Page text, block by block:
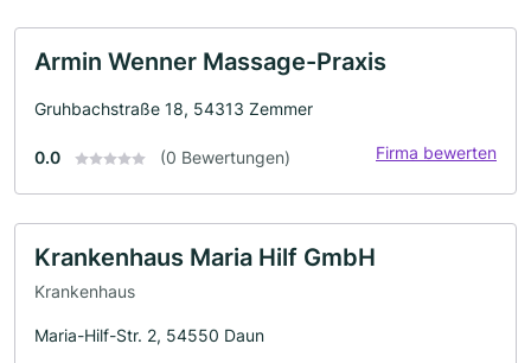
Armin Wenner Massage-Praxis
Gruhbachstraße 18, 54313 Zemmer
0.0 (0 Bewertungen) Firma bewerten
Krankenhaus Maria Hilf GmbH
Krankenhaus
Maria-Hilf-Str. 2, 54550 Daun